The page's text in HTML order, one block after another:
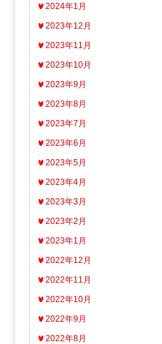
2024年1月
2023年12月
2023年11月
2023年10月
2023年9月
2023年8月
2023年7月
2023年6月
2023年5月
2023年4月
2023年3月
2023年2月
2023年1月
2022年12月
2022年11月
2022年10月
2022年9月
2022年8月